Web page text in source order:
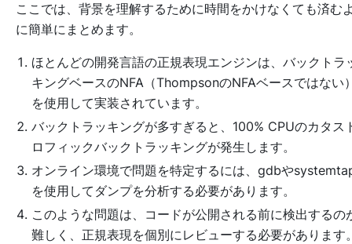
ここでは、背景を理解するために時間をかけなくても済む
に簡単にまとめます。
ほとんどの開発言語の正規表現エンジンは、バックトラ
キングベースのNFA（ThompsonのNFAベースではない
を使用して実装されています。
バックトラッキングが多すぎると、100% CPUのカタス
ロフィックバックトラッキングが発生します。
オンライン環境で問題を特定するには、gdbや
を使用してダンプを分析する必要があります。
このような問題は、コードが公開される前に検出するの
難しく、正規表現を個別にレビューする必要があります